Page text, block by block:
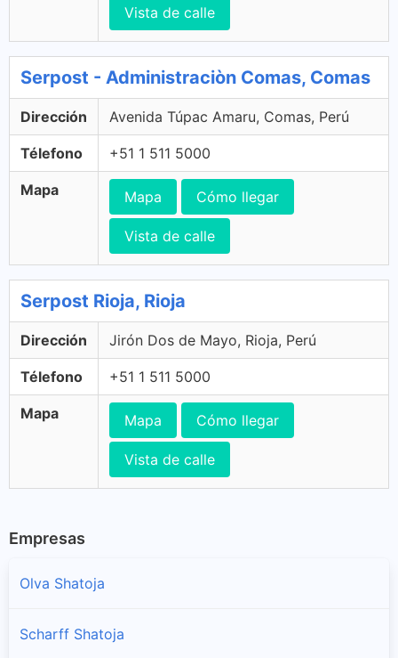
Vista de calle
Serpost - Administraciòn Comas, Comas
Dirección Avenida Túpac Amaru, Comas, Perú
Télefono +51 1 511 5000
Mapa Mapa Cómo llegar
Vista de calle
Serpost Rioja, Rioja
Dirección Jirón Dos de Mayo, Rioja, Perú
Télefono +51 1 511 5000
Mapa Mapa Cómo llegar
Vista de calle
Empresas
Olva Shatoja
Scharff Shatoja